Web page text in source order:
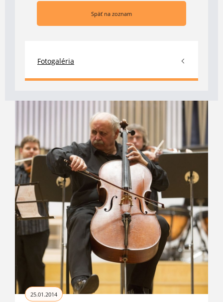
Späť na zoznam
Fotogaléria
25.01.2014